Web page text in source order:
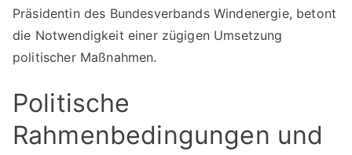
Präsidentin des Bundesverbands Windenergie, betont
die Notwendigkeit einer zügigen Umsetzung
politischer Maßnahmen.
Politische
Rahmenbedingungen und